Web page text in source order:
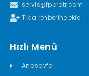
servis@fpprotr.com
Tıkla rehberine ekle
Hızlı Menü
Anasayfa